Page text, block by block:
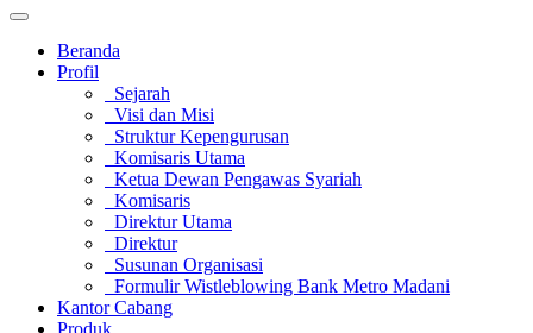
Beranda
Profil
Sejarah
Visi dan Misi
Struktur Kepengurusan
Komisaris Utama
Ketua Dewan Pengawas Syariah
Komisaris
Direktur Utama
Direktur
Susunan Organisasi
Formulir Wistleblowing Bank Metro Madani
Kantor Cabang
Produk